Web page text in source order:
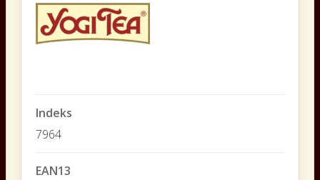
Indeks
7964
EAN13